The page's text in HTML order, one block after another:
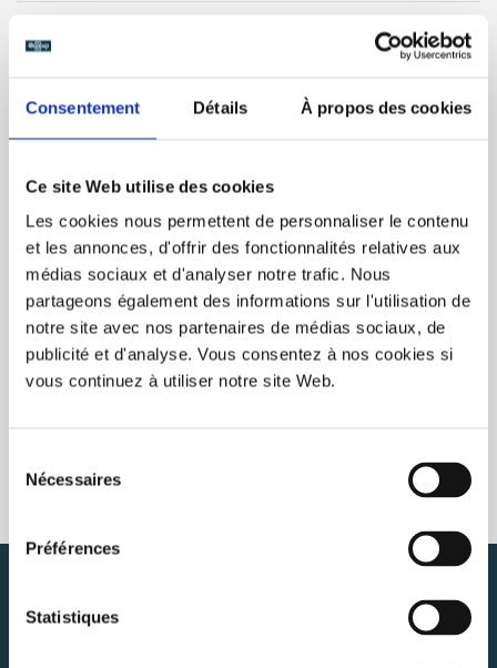
Consentement Détails À propos des cookies
Ce site Web utilise des cookies
Les cookies nous permettent de personnaliser le contenu
et les annonces, d'offrir des fonctionnalités relatives aux
médias sociaux et d'analyser notre trafic. Nous
partageons également des informations sur l'utilisation de
notre site avec nos partenaires de médias sociaux, de
publicité et d'analyse. Vous consentez à nos cookies si
vous continuez à utiliser notre site Web.
Nécessaires
Préférences
StatistiquesSUBSCRIBE